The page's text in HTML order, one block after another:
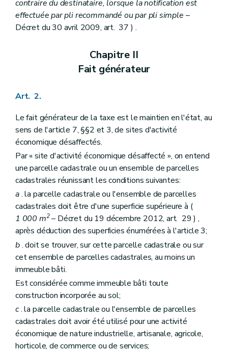
contraire du destinataire, lorsque la notification est
effectuée par pli recommandé ou par pli simple –
Décret du 30 avril 2009, art. 37 ) .
Chapitre II
Fait générateur
Art. 2.
Le fait générateur de la taxe est le maintien en l'état, au
sens de l'article 7, §§2 et 3, de sites d'activité
économique désaffectés.
Par « site d'activité économique désaffecté », on entend
une parcelle cadastrale ou un ensemble de parcelles
cadastrales réunissant les conditions suivantes:
a. la parcelle cadastrale ou l'ensemble de parcelles
cadastrales doit être d'une superficie supérieure à (
1 000 m2– Décret du 19 décembre 2012, art. 29 ) ,
après déduction des superficies énumérées à l'article 3;
b. doit se trouver, sur cette parcelle cadastrale ou sur
cet ensemble de parcelles cadastrales, au moins un
immeuble bâti.
Est considérée comme immeuble bâti toute
construction incorporée au sol;
c. la parcelle cadastrale ou l'ensemble de parcelles
cadastrales doit avoir été utilisé pour une activité
économique de nature industrielle, artisanale, agricole,
horticole, de commerce ou de services;